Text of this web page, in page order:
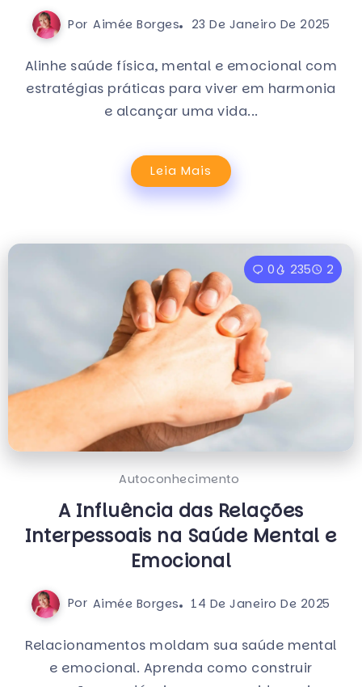
Por Aimée Borges 23 De Janeiro De 2025
Alinhe saúde física, mental e emocional com
estratégias práticas para viver em harmonia
e alcançar uma vida...
Leia Mais
0 235 2
Autoconhecimento
A Influência das Relações
Interpessoais na Saúde Mental e
Emocional
Por Aimée Borges 14 De Janeiro De 2025
Relacionamentos moldam sua saúde mental
e emocional. Aprenda como construir